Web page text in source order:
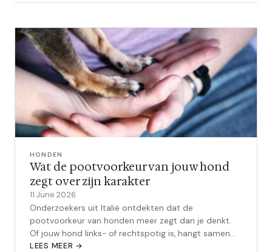
HONDEN
Wat de pootvoorkeur van jouw hond
zegt over zijn karakter
11 June 2026
Onderzoekers uit Italië ontdekten dat de
pootvoorkeur van honden meer zegt dan je denkt.
Of jouw hond links- of rechtspotig is, hangt samen
met zijn zelfvertrouwen en hoe hij omgaat met
LEES MEER →